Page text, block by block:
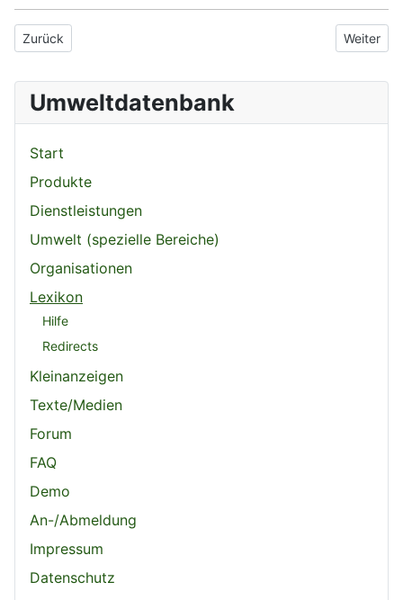
Vorheriger Beitrag: Ausgabeaufschlag
Zurück Nächster
Weiter
Umweltdatenbank
Start
Produkte
Dienstleistungen
Umwelt (spezielle Bereiche)
Organisationen
Lexikon
Hilfe
Redirects
Kleinanzeigen
Texte/Medien
Forum
FAQ
Demo
An-/Abmeldung
Impressum
Datenschutz